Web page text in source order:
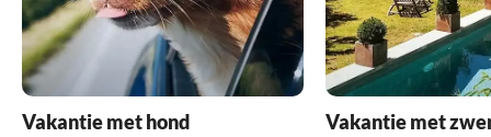
Vakantie met hond Vakantie met